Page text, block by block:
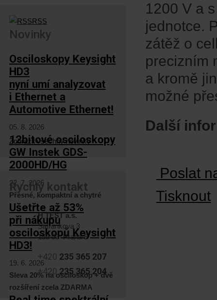
1200 V a
jednotce.
zátěž o
precizním
a kromě
možné
Další
Poslat
Tisknout
RSS
Novinky
Osciloskopy Keysight
HD3
nyní umí analyzovat
i Ethernet a
Automotive Ethernet!
05. 8. 2026
12bitové osciloskopy
GW Instek GDS-
2000HD/HG
22. 7. 2026
Přesné, kompaktní a chytré
Ušetřte až 53%
při nákupu
osciloskopů Keysight
HD3!
19. 6. 2026
Sleva 20% na osciloskop + dvě
rozšíření zcela ZDARMA
Zobrazit všechny novinky
Rychlý kontakt
H TEST a.s.
Šafránkova 3
155 00 Praha 5
+420 235 365 207
+420 235 365 204